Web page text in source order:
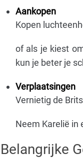
Aankopen
Kopen
of als je kiest
kun je beter je
Verplaatsingen
Vernietig de
Neem Karelië in
Belangrijke